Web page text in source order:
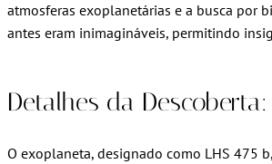
atmosferas exoplanetárias e a busca por
antes eram inimagináveis, permitindo
Detalhes da
O exoplaneta, designado como LHS 475